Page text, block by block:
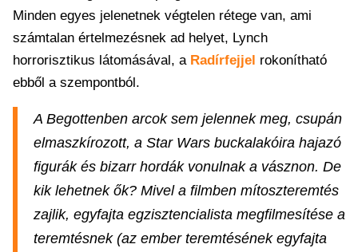
Minden egyes jelenetnek végtelen rétege van, ami
számtalan értelmezésnek ad helyet, Lynch
horrorisztikus látomásával, a Radírfejjel rokonítható
ebből a szempontból.
A Begottenben arcok sem jelennek meg, csupán
elmaszkírozott, a Star Wars buckalakóira hajazó
figurák és bizarr hordák vonulnak a vásznon. De
kik lehetnek ők? Mivel a filmben mítoszteremtés
zajlik, egyfajta egzisztencialista megfilmesítése a
teremtésnek (az ember teremtésének egyfajta